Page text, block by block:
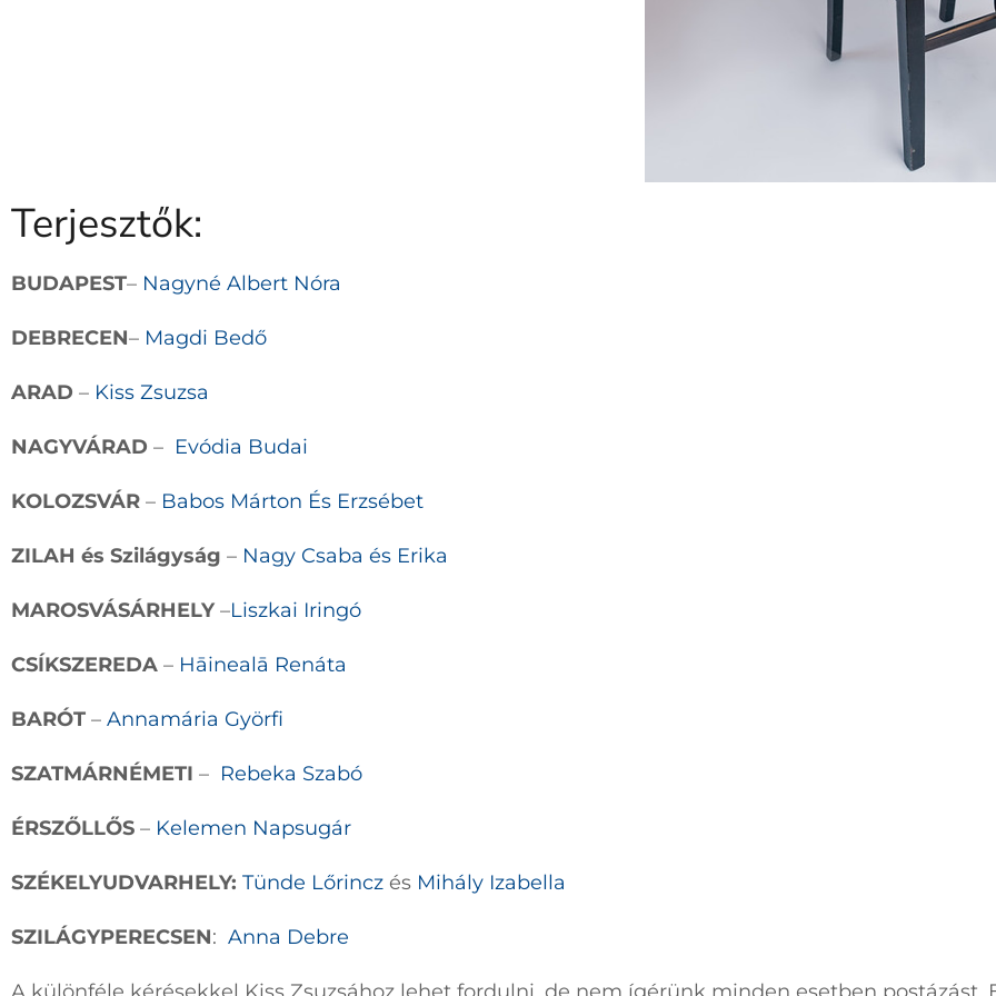
Terjesztők:
BUDAPEST– Nagyné Albert Nóra
DEBRECEN– Magdi Bedő
ARAD – Kiss Zsuzsa
NAGYVÁRAD – Evódia Budai
KOLOZSVÁR – Babos Márton És Erzsébet
ZILAH és Szilágyság – Nagy Csaba és Erika
MAROSVÁSÁRHELY –Liszkai Iringó
CSÍKSZEREDA – Hāinealā Renáta
BARÓT – Annamária Györfi
SZATMÁRNÉMETI – Rebeka Szabó
ÉRSZŐLLŐS – Kelemen Napsugár
SZÉKELYUDVARHELY: Tünde Lőrincz és Mihály Izabella
SZILÁGYPERECSEN: Anna Debre